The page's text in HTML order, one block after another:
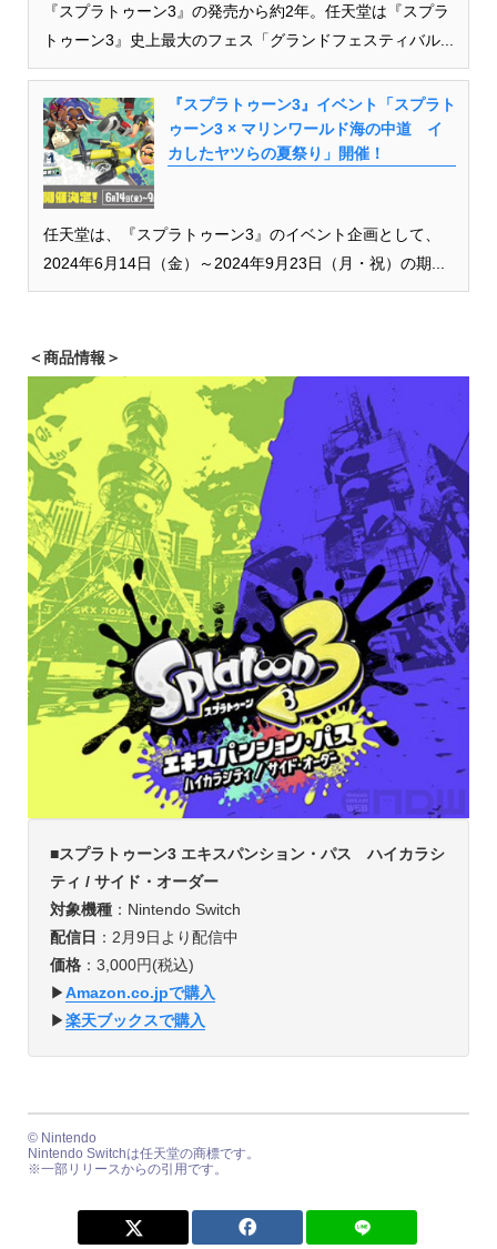
『スプラトゥーン3』の発売から約2年。任天堂は『スプラ
トゥーン3』史上最大のフェス「グランドフェスティバル...
『スプラトゥーン3』イベント「スプラト
ゥーン3 × マリンワールド海の中道 イ
カしたヤツらの夏祭り」開催！
任天堂は、『スプラトゥーン3』のイベント企画として、
2024年6月14日（金）～2024年9月23日（月・祝）の期...
＜商品情報＞
■スプラトゥーン3 エキスパンション・パス ハイカラシ
ティ / サイド・オーダー
対象機種：Nintendo Switch
配信日 ：2月9日より配信中
価格：3,000円(税込)
▶︎Amazon.co.jpで購入
▶︎楽天ブックスで購入
© Nintendo
Nintendo Switchは任天堂の商標です。
※一部リリースからの引用です。